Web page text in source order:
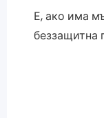
Е, ако има
беззащитна